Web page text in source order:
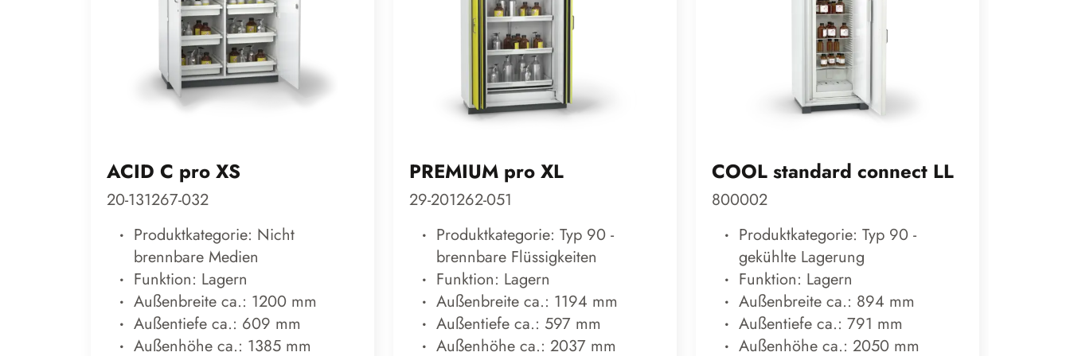
ACID C pro XS
20-131267-032
Produktkategorie: Nicht
brennbare Medien
Funktion: Lagern
Außenbreite ca.: 1200 mm
Außentiefe ca.: 609 mm
Außenhöhe ca.: 1385 mm
PREMIUM pro XL
29-201262-051
Produktkategorie: Typ 90 -
brennbare Flüssigkeiten
Funktion: Lagern
Außenbreite ca.: 1194 mm
Außentiefe ca.: 597 mm
Außenhöhe ca.: 2037 mm
COOL standard connect LL
800002
Produktkategorie: Typ 90 -
gekühlte Lagerung
Funktion: Lagern
Außenbreite ca.: 894 mm
Außentiefe ca.: 791 mm
Außenhöhe ca.: 2050 mm